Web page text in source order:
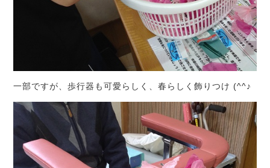
一部ですが、歩行器も可愛らしく、春らしく飾りつけ (^^♪